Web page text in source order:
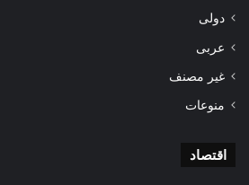
دولى
عربى
غير مصنف
منوعات
اقتصاد